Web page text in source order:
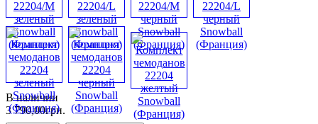
В наличии
3 790,00грн.